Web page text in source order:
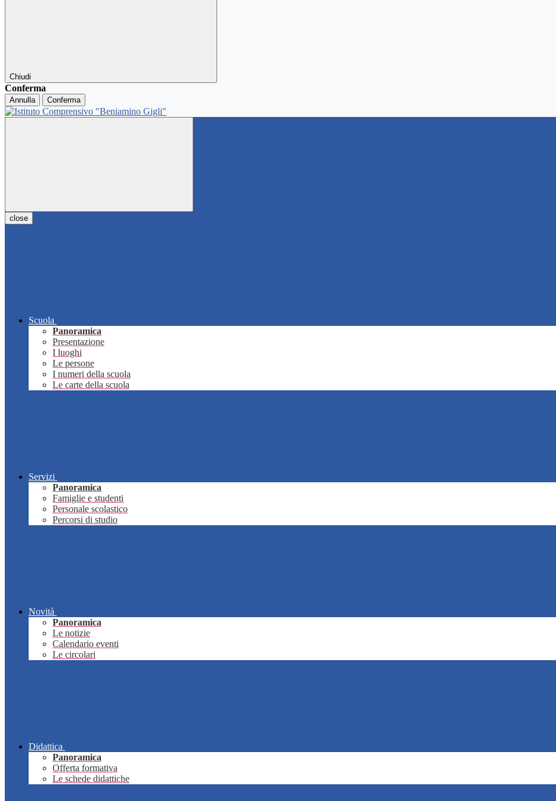
Chiudi
Conferma
Annulla Conferma
close
Scuola
Panoramica
Presentazione
I luoghi
Le persone
I numeri della scuola
Le carte della scuola
Servizi
Panoramica
Famiglie e studenti
Personale scolastico
Percorsi di studio
Novità
Panoramica
Le notizie
Calendario eventi
Le circolari
Didattica
Panoramica
Offerta formativa
Le schede didattiche